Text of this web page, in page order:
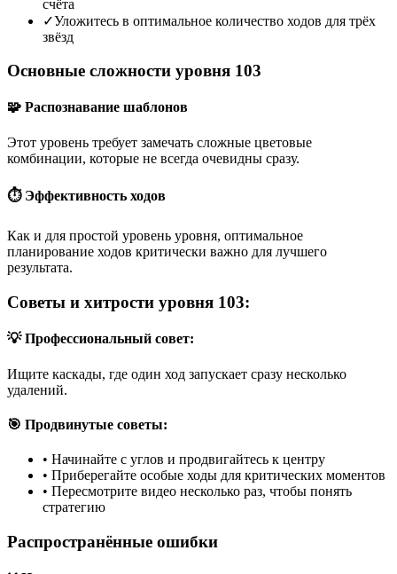
счёта
✓Уложитесь в оптимальное количество ходов для трёх
звёзд
Основные сложности уровня 103
🧩 Распознавание шаблонов
Этот уровень требует замечать сложные цветовые
комбинации, которые не всегда очевидны сразу.
⏱️ Эффективность ходов
Как и для простой уровень уровня, оптимальное
планирование ходов критически важно для лучшего
результата.
Советы и хитрости уровня 103:
💡 Профессиональный совет:
Ищите каскады, где один ход запускает сразу несколько
удалений.
🎯 Продвинутые советы:
• Начинайте с углов и продвигайтесь к центру
• Приберегайте особые ходы для критических моментов
• Пересмотрите видео несколько раз, чтобы понять
стратегию
Распространённые ошибки